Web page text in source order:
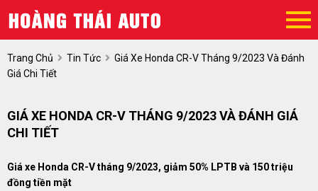
Trang Chủ Tin Tức
Giá Xe Honda CR-V Tháng 9/2023 Và Đánh
Giá Chi Tiết
GIÁ XE HONDA CR-V THÁNG 9/2023 VÀ ĐÁNH GIÁ
CHI TIẾT
Giá xe Honda CR-V tháng 9/2023, giảm 50% LPTB và 150 triệu
đồng tiền mặt